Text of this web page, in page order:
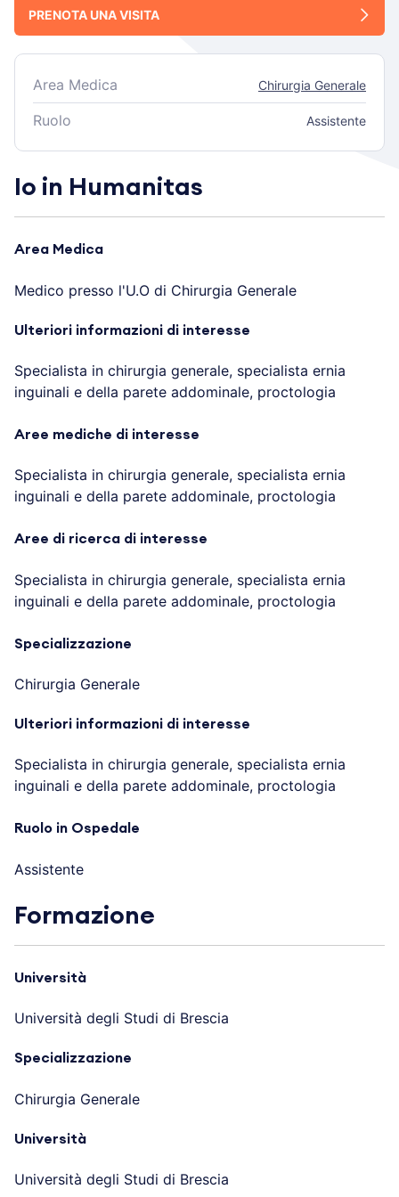
PRENOTA UNA VISITA
Area Medica Chirurgia Generale
Ruolo Assistente
Io in Humanitas
Area Medica
Medico presso l'U.O di Chirurgia Generale
Ulteriori informazioni di interesse
Specialista in chirurgia generale, specialista ernia
inguinali e della parete addominale, proctologia
Aree mediche di interesse
Specialista in chirurgia generale, specialista ernia
inguinali e della parete addominale, proctologia
Aree di ricerca di interesse
Specialista in chirurgia generale, specialista ernia
inguinali e della parete addominale, proctologia
Specializzazione
Chirurgia Generale
Ulteriori informazioni di interesse
Specialista in chirurgia generale, specialista ernia
inguinali e della parete addominale, proctologia
Ruolo in Ospedale
Assistente
Formazione
Università
Università degli Studi di Brescia
Specializzazione
Chirurgia Generale
Università
Università degli Studi di Brescia